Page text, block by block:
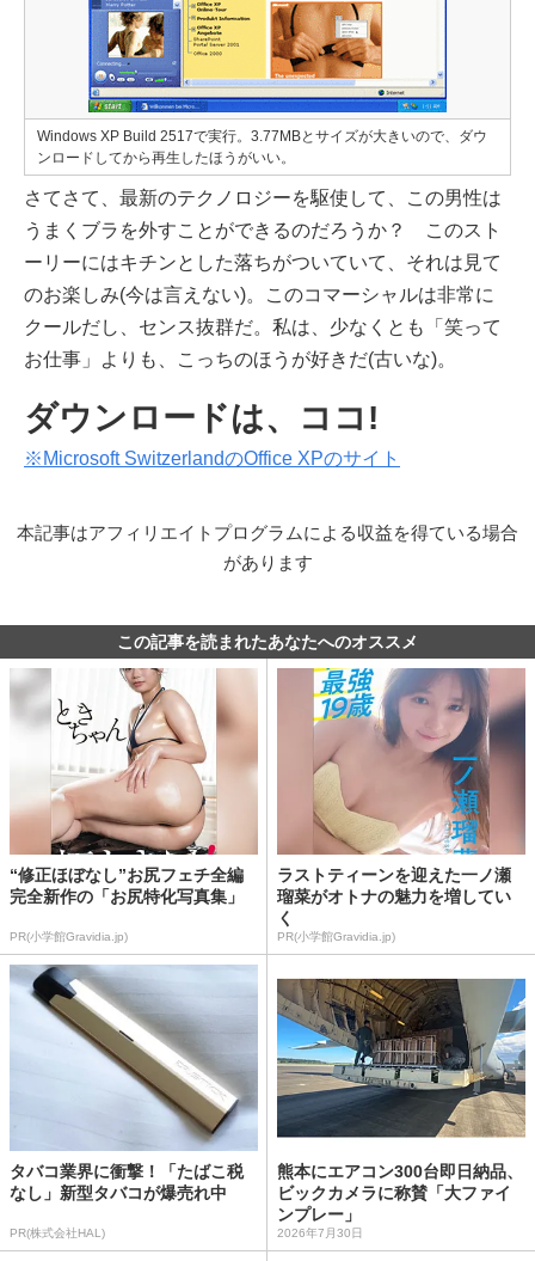
Windows XP Build 2517で実行。3.77MBとサイズが大きいので、ダウ
ンロードしてから再生したほうがいい。
さてさて、最新のテクノロジーを駆使して、この男性は
うまくブラを外すことができるのだろうか？ このスト
ーリーにはキチンとした落ちがついていて、それは見て
のお楽しみ(今は言えない)。このコマーシャルは非常に
クールだし、センス抜群だ。私は、少なくとも「笑って
お仕事」よりも、こっちのほうが好きだ(古いな)。
ダウンロードは、ココ!
※Microsoft SwitzerlandのOffice XPのサイト
本記事はアフィリエイトプログラムによる収益を得ている場合
があります
この記事を読まれたあなたへのオススメ
“修正ほぼなし”お尻フェチ全編
完全新作の「お尻特化写真集」
PR(小学館Gravidia.jp)
ラストティーンを迎えた一ノ瀬
瑠菜がオトナの魅力を増してい
く
PR(小学館Gravidia.jp)
タバコ業界に衝撃！「たばこ税
なし」新型タバコが爆売れ中
PR(株式会社HAL)
熊本にエアコン300台即日納品、
ビックカメラに称賛「大ファイ
ンプレー」
2026年7月30日